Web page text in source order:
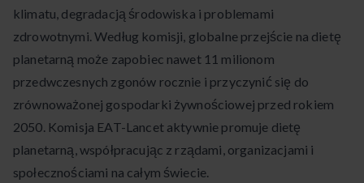
klimatu, degradacją środowiska i problemami
zdrowotnymi. Według komisji, globalne przejście na dietę
planetarną może zapobiec nawet 11 milionom
przedwczesnych zgonów rocznie i przyczynić się do
zrównoważonej gospodarki żywnościowej przed rokiem
2050. Komisja EAT-Lancet aktywnie promuje dietę
planetarną, współpracując z rządami, organizacjami i
społecznościami na całym świecie.